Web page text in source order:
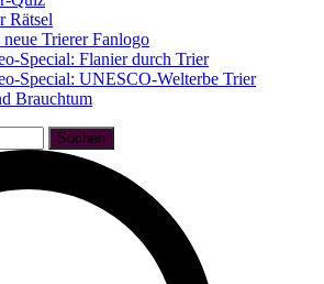
Rätsel
neue Trierer Fanlogo
Special: Flanier durch Trier
Special: UNESCO-Welterbe Trier
Brauchtum